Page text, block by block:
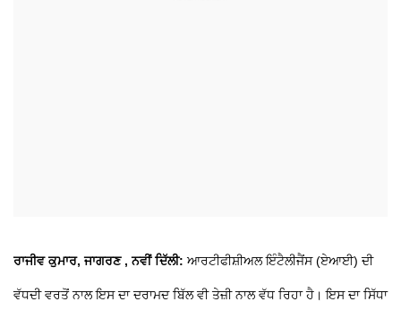
ਰਾਜੀਵ ਕੁਮਾਰ, ਜਾਗਰਣ ,ਨਵੀਂ ਦਿੱਲੀ: ਆਰਟੀਫੀਸ਼ੀਅਲ ਇੰਟੈਲੀਜੈਂਸ (ਏਆਈ) ਦੀ
ਵੱਧਦੀ ਵਰਤੋਂ ਨਾਲ ਇਸ ਦਾ ਦਰਾਮਦ ਬਿੱਲ ਵੀ ਤੇਜ਼ੀ ਨਾਲ ਵੱਧ ਰਿਹਾ ਹੈ। ਇਸ ਦਾ ਸਿੱਧਾ